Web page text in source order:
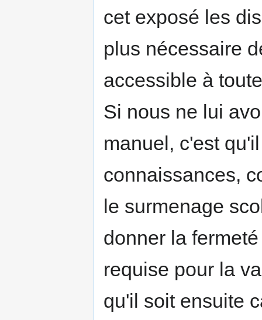
cet exposé les
plus nécessaire
accessible à
Si nous ne lui
manuel, c'est
connaissances,
le surmenage
donner la
requise pour la
qu'il soit ensuite